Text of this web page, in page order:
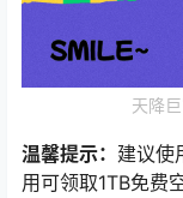
天降
温馨提示： 建议使
用可领取1TB免费